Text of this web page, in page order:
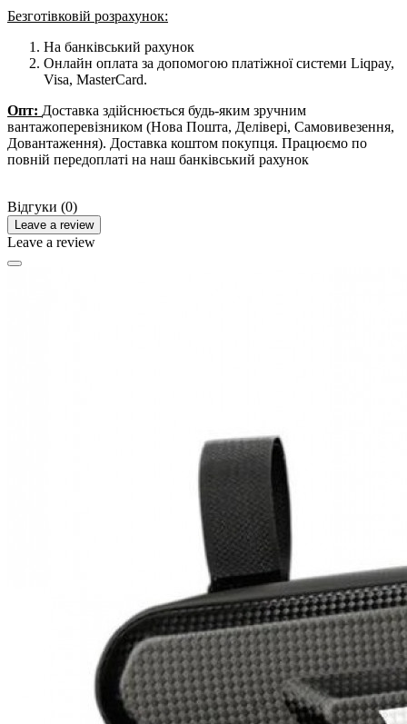
Безготівковій розрахунок:
На банківський рахунок
Онлайн оплата за допомогою платіжної системи Liqpay,
Visa, MasterCard.
Опт: Доставка здійснюється будь-яким зручним
вантажоперевізником (Нова Пошта, Делівері, Самовивезення,
Довантаження). Доставка коштом покупця. Працюємо по
повній передоплаті на наш банківський рахунок
Відгуки (0)
Leave a review
Leave a review